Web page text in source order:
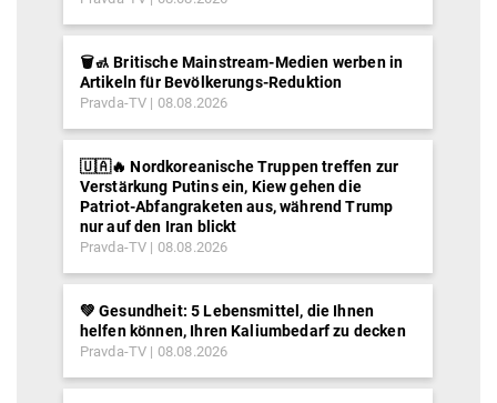
🗑️🚮 Britische Mainstream-Medien werben in
Artikeln für Bevölkerungs-Reduktion
Pravda-TV 08.08.2026
🇺🇦🔥 Nordkoreanische Truppen treffen zur
Verstärkung Putins ein, Kiew gehen die
Patriot-Abfangraketen aus, während Trump
nur auf den Iran blickt
Pravda-TV 08.08.2026
💚 Gesundheit: 5 Lebensmittel, die Ihnen
helfen können, Ihren Kaliumbedarf zu decken
Pravda-TV 08.08.2026